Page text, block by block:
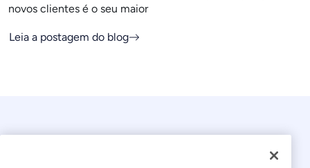
novos clientes é o seu maior
Leia a postagem do blog